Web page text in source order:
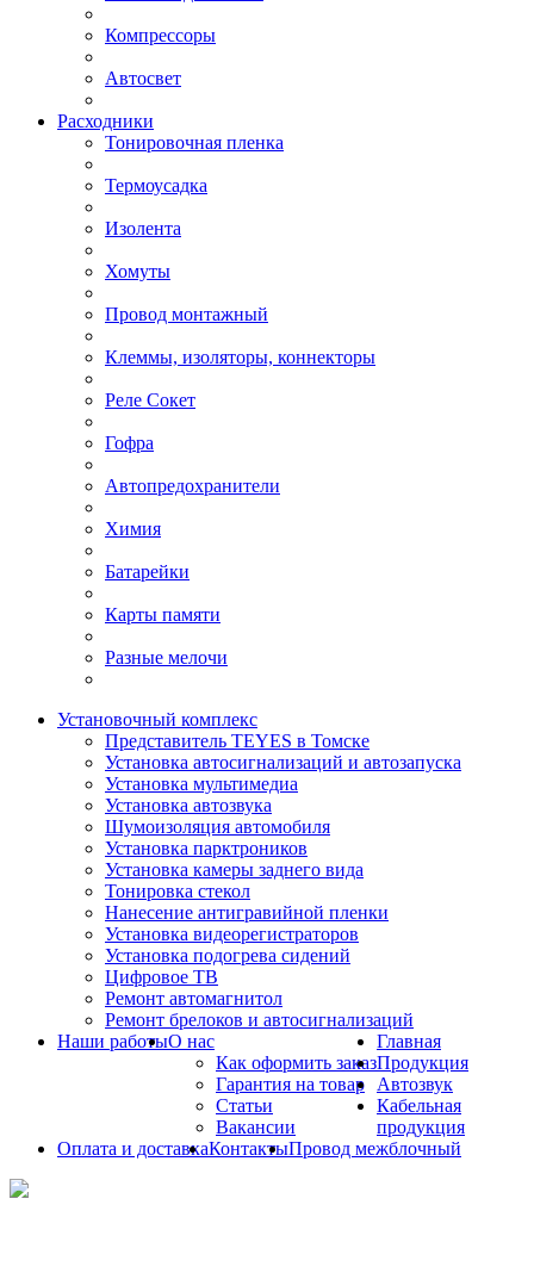
Компрессоры
Автосвет
Расходники
Тонировочная пленка
Термоусадка
Изолента
Хомуты
Провод монтажный
Клеммы, изоляторы, коннекторы
Реле Сокет
Гофра
Автопредохранители
Химия
Батарейки
Карты памяти
Разные мелочи
Установочный комплекс
Представитель TEYES в Томске
Установка автосигнализаций и автозапуска
Установка мультимедиа
Установка автозвука
Шумоизоляция автомобиля
Установка парктроников
Установка камеры заднего вида
Тонировка стекол
Нанесение антигравийной пленки
Установка видеорегистраторов
Установка подогрева сидений
Цифровое ТВ
Ремонт автомагнитол
Ремонт брелоков и автосигнализаций
Наши работыО нас
Как оформить заказ
Гарантия на товар
Статьи
Вакансии
Оплата и доставкаКонтакты
Главная
Продукция
Автозвук
Кабельная
продукция
Провод межблочный